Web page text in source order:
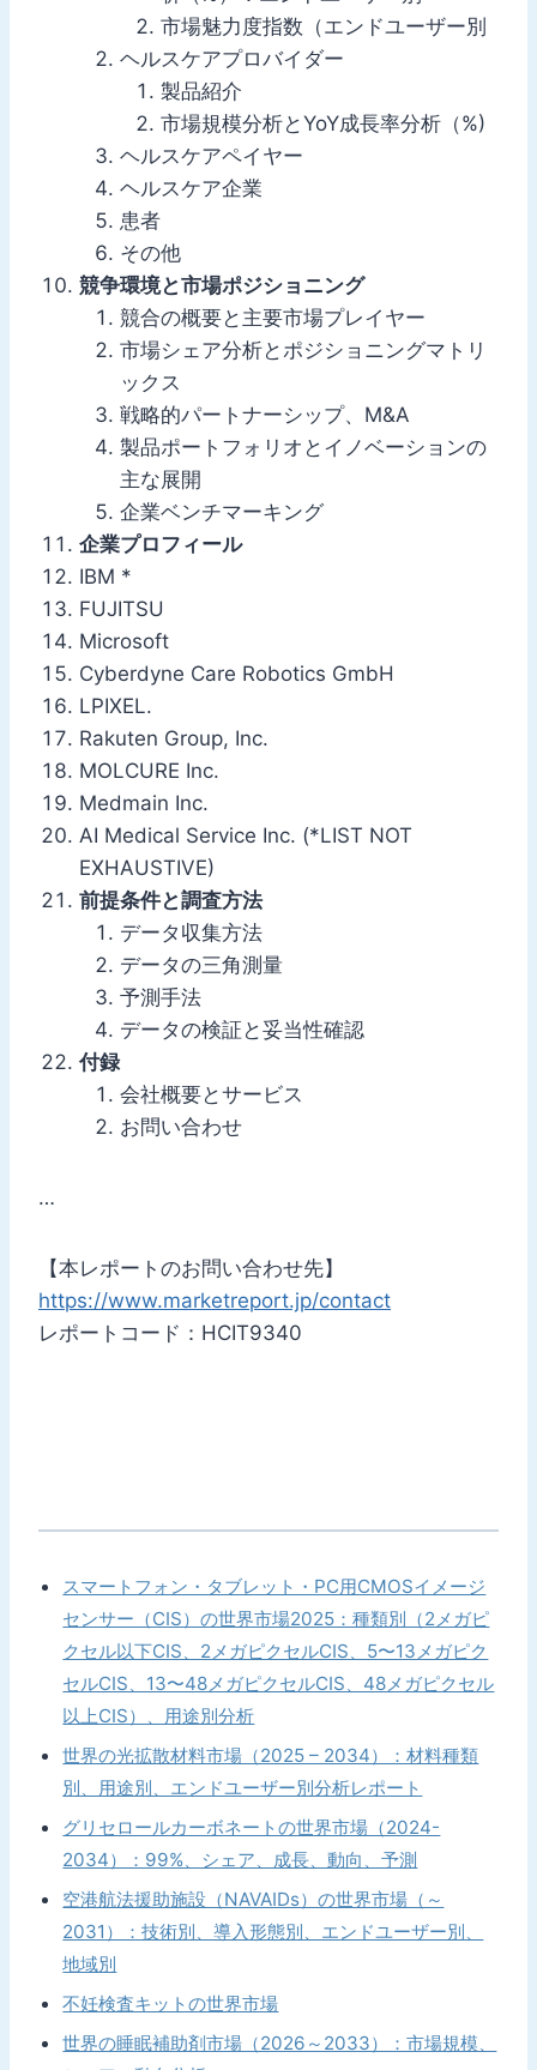
市場魅力度指数（エンドユーザー別
ヘルスケアプロバイダー
製品紹介
市場規模分析とYoY成長率分析（%)
ヘルスケアペイヤー
ヘルスケア企業
患者
その他
競争環境と市場ポジショニング
競合の概要と主要市場プレイヤー
市場シェア分析とポジショニングマトリ
ックス
戦略的パートナーシップ、M&A
製品ポートフォリオとイノベーションの
主な展開
企業ベンチマーキング
企業プロフィール
IBM *
FUJITSU
Microsoft
Cyberdyne Care Robotics GmbH
LPIXEL.
Rakuten Group, Inc.
MOLCURE Inc.
Medmain Inc.
AI Medical Service Inc. (*LIST NOT
EXHAUSTIVE)
前提条件と調査方法
データ収集方法
データの三角測量
予測手法
データの検証と妥当性確認
付録
会社概要とサービス
お問い合わせ
…
【本レポートのお問い合わせ先】
https://www.marketreport.jp/contact
レポートコード：HCIT9340
スマートフォン・タブレット・PC用CMOSイメージ
センサー（CIS）の世界市場2025：種類別（2メガピ
クセル以下CIS、2メガピクセルCIS、5〜13メガピク
セルCIS、13〜48メガピクセルCIS、48メガピクセル
以上CIS）、用途別分析
世界の光拡散材料市場（2025 – 2034）：材料種類
別、用途別、エンドユーザー別分析レポート
グリセロールカーボネートの世界市場（2024-
2034）：99%、シェア、成長、動向、予測
空港航法援助施設（NAVAIDs）の世界市場（～
2031）：技術別、導入形態別、エンドユーザー別、
地域別
不妊検査キットの世界市場
世界の睡眠補助剤市場（2026～2033）：市場規模、